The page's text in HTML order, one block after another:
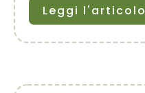
Leggi l'articolo